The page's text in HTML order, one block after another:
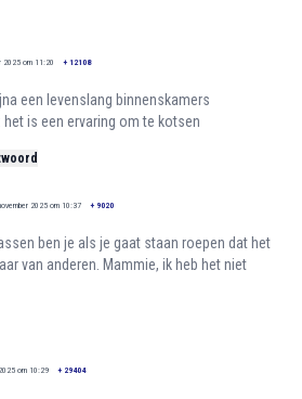
2025 om 11:20 + 12108
een levenslang binnenskamers
is een ervaring om te kotsen
2025 om 10:37 + 9020
ben je als je gaat staan roepen dat het
van anderen. Mammie, ik heb het niet
om 10:29 + 29404